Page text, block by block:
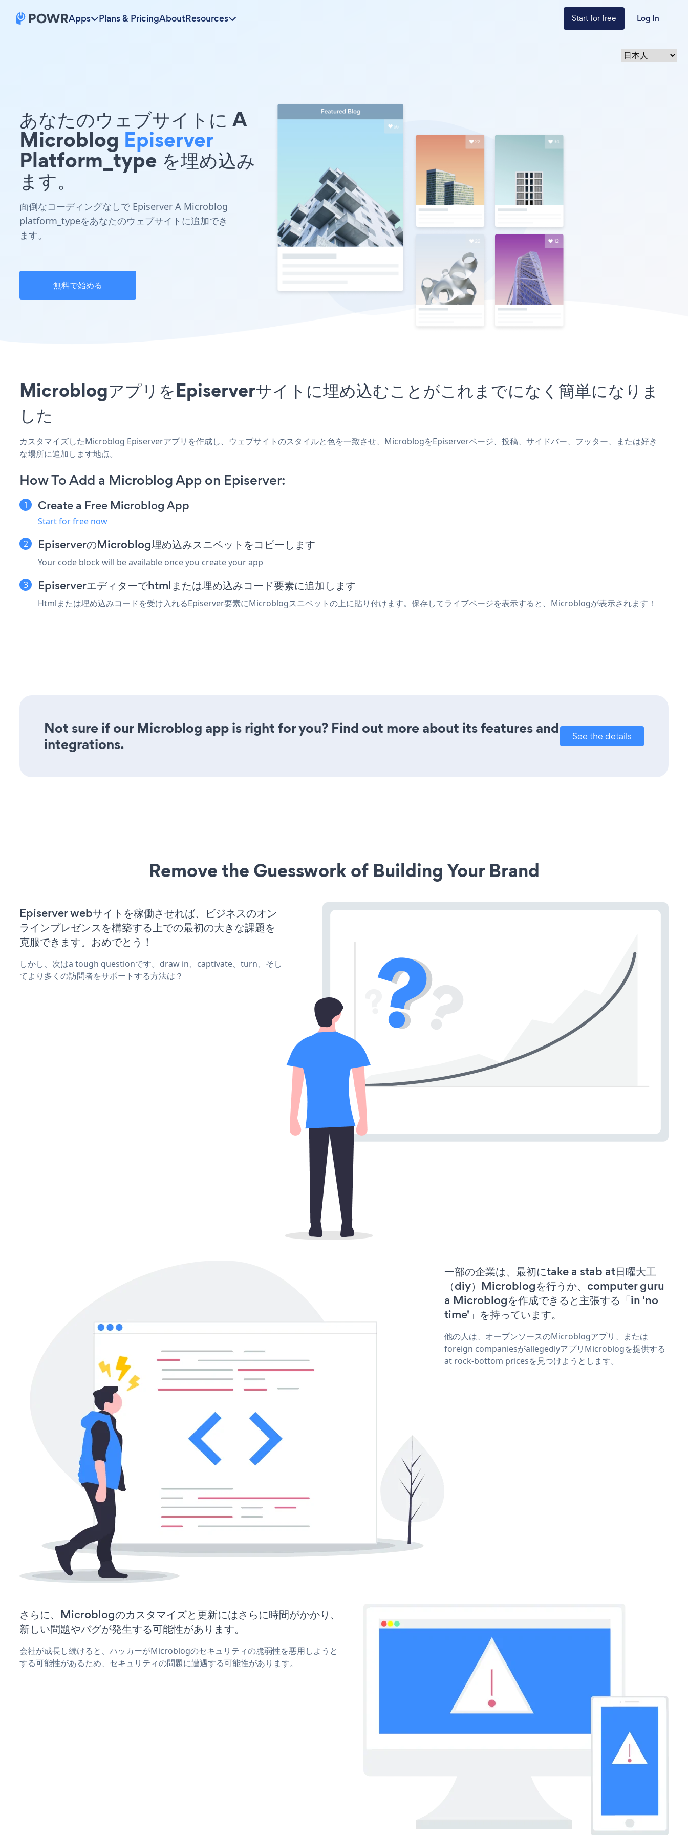
Apps Plans & PricingAboutResources Start for free Log In
あなたのウェブサイトに A
Microblog Episerver
Platform_type を埋め込み
ます。
面倒なコーディングなしで Episerver A Microblog
platform_typeをあなたのウェブサイトに追加でき
ます。
無料で始める
MicroblogアプリをEpiserverサイトに埋め込むことがこれまでになく簡単になりま
した
カスタマイズしたMicroblog Episerverアプリを作成し、ウェブサイトのスタイルと色を一致させ、MicroblogをEpiserverページ、投稿、サイドバー、フッター、または好き
な場所に追加します地点。
How To Add a Microblog App on Episerver:
Create a Free Microblog App
Start for free now
EpiserverのMicroblog埋め込みスニペットをコピーします
Your code block will be available once you create your app
Episerverエディターでhtmlまたは埋め込みコード要素に追加します
Htmlまたは埋め込みコードを受け入れるEpiserver要素にMicroblogスニペットの上に貼り付けます。保存してライブページを表示すると、Microblogが表示されます！
Not sure if our Microblog app is right for you? Find out more about its features and
integrations.
See the details
Remove the Guesswork of Building Your Brand
Episerver webサイトを稼働させれば、ビジネスのオン
ラインプレゼンスを構築する上での最初の大きな課題を
克服できます。おめでとう！
しかし、次はa tough questionです。draw in、captivate、turn、そし
てより多くの訪問者をサポートする方法は？
一部の企業は、最初にtake a stab at日曜大工
（diy）Microblogを行うか、computer guru
a Microblogを作成できると主張する「in 'no
time'」を持っています。
他の人は、オープンソースのMicroblogアプリ、または
foreign companiesがallegedlyアプリMicroblogを提供する
at rock-bottom pricesを見つけようとします。
さらに、Microblogのカスタマイズと更新にはさらに時間がかかり、
新しい問題やバグが発生する可能性があります。
会社が成長し続けると、ハッカーがMicroblogのセキュリティの脆弱性を悪用しようと
する可能性があるため、セキュリティの問題に遭遇する可能性があります。